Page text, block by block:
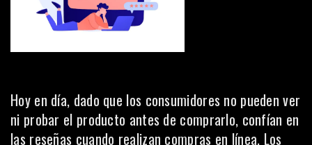
Hoy en día, dado que los consumidores no pueden ver
ni probar el producto antes de comprarlo, confían en
las reseñas cuando realizan compras en línea. Los